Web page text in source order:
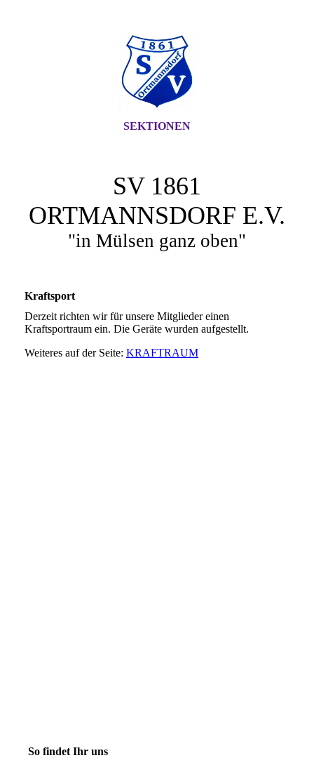
SEKTIONEN
SV 1861
ORTMANNSDORF E.V.
"in Mülsen ganz oben"
Kraftsport
Derzeit richten wir für unsere Mitglieder einen
Kraftsportraum ein. Die Geräte wurden aufgestellt.
Weiteres auf der Seite: KRAFTRAUM
So findet Ihr uns